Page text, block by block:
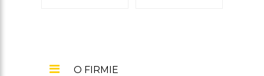
O FIRMIE